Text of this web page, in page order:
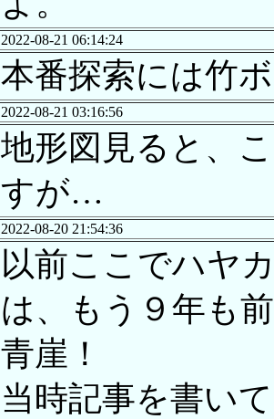
2022-08-21 06:14:24
本番探索には竹
2022-08-21 03:16:56
地形図見ると、
すが…
2022-08-20 21:54:36
以前ここでハヤ
は、もう９年も
青崖！
当時記事を書い